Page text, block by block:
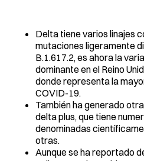
Delta tiene varios linajes
mutaciones ligeramente
B.1.617.2, es ahora la
dominante en el Reino
donde representa la
COVID-19.
También ha generado
delta plus, que tiene
denominadas
otras.
Aunque se ha reportado